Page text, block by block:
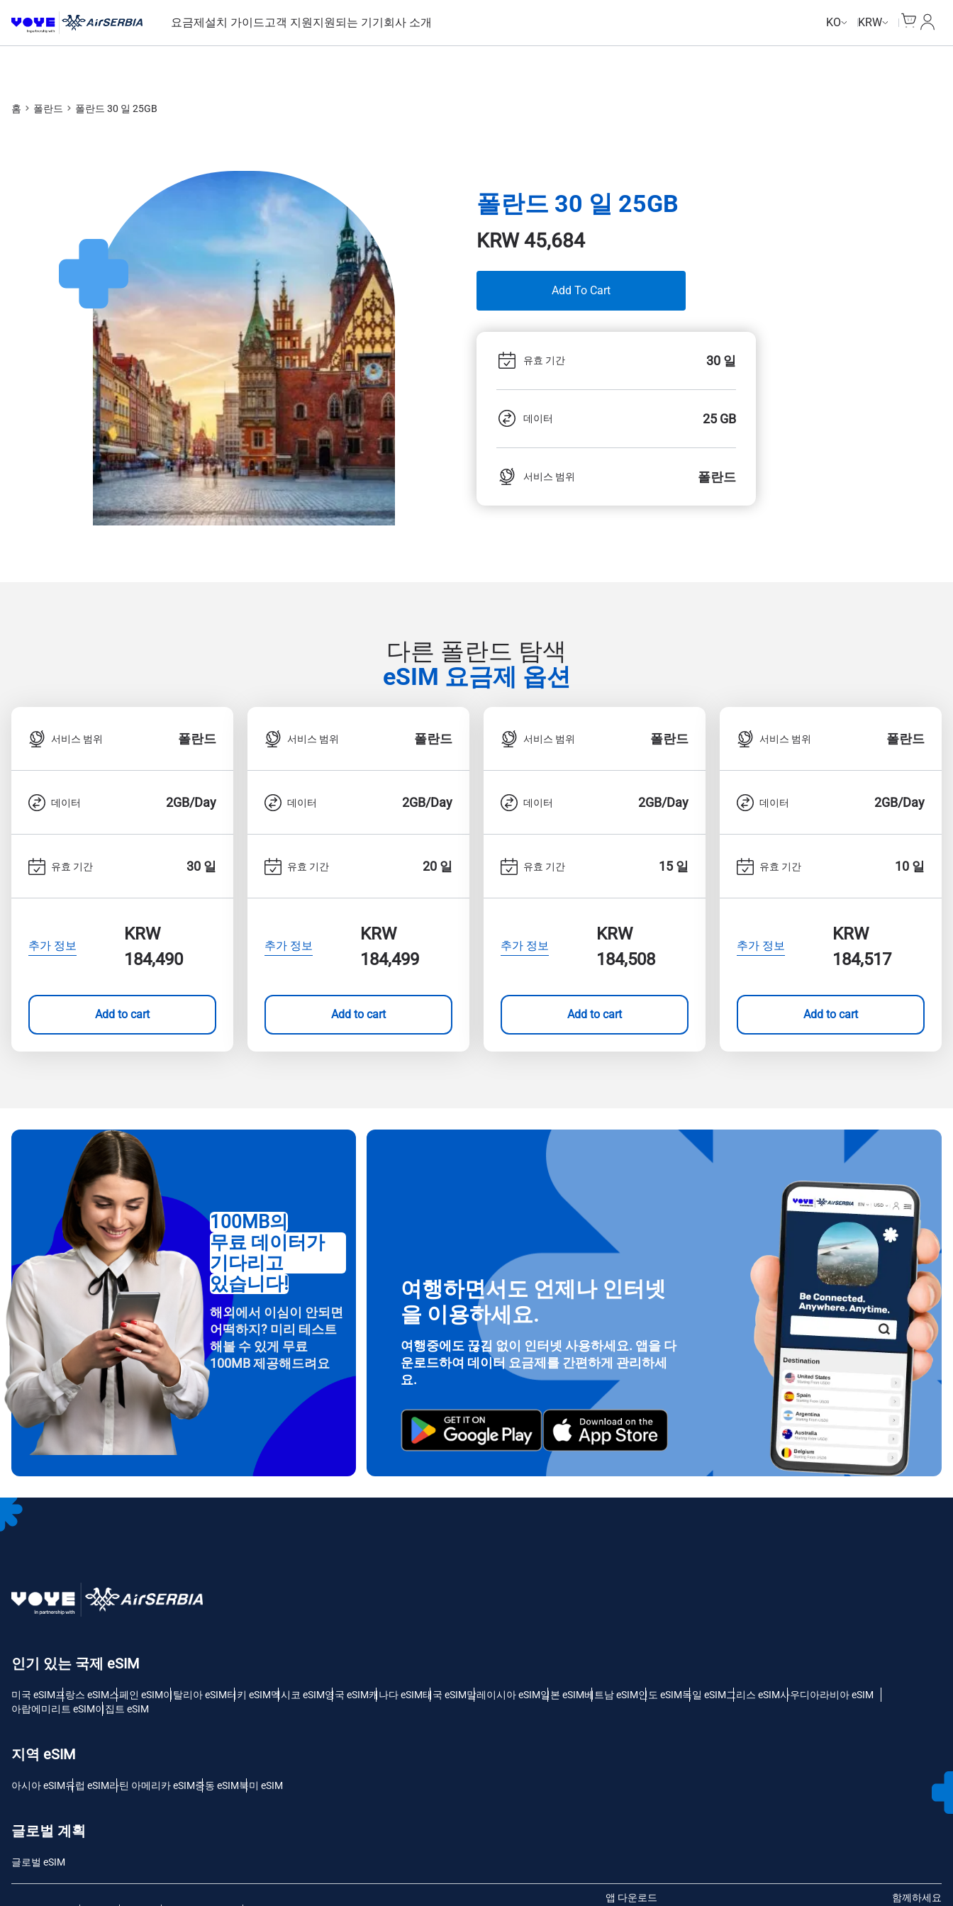
요금제설치 가이드고객 지원지원되는 기기회사 소개 KO KRW
내 계
홈 폴란드 폴란드 30 일 25GB
폴란드 30 일 25GB
KRW45,684
Add To Cart
유효 기간 30 일
데이터 25 GB
서비스 범위 폴란드
다른 폴란드 탐색
eSIM 요금제 옵션
서비스 범위 폴란드
데이터 2GB/Day
유효 기간 30 일
추가 정보
KRW
184,490
Add to cart
서비스 범위 폴란드
데이터 2GB/Day
유효 기간 20 일
추가 정보
KRW
184,499
Add to cart
서비스 범위 폴란드
데이터 2GB/Day
유효 기간 15 일
추가 정보
KRW
184,508
Add to cart
서비스 범위 폴란드
데이터 2GB/Day
유효 기간 10 일
추가 정보
KRW
184,517
Add to cart
팝업 닫기
How do I get my eSim?
To get your eSIM, start by checking if your device supports eSIM technology.
Then, contact your mobile carrier to request an eSIM activation. They will
provide you with a QR code or activation details that you can scan or enter
in your device settings. Once activated, you can enjoy the benefits of eSIM
100MB의
무료 데이터가
기다리고
있습니다!
해외에서 이심이 안되면
어떡하지? 미리 테스트
해볼 수 있게 무료
100MB 제공해드려요
여행하면서도 언제나 인터넷
을 이용하세요.
여행중에도 끊김 없이 인터넷 사용하세요. 앱을 다
운로드하여 데이터 요금제를 간편하게 관리하세
요.
인기 있는 국제 eSIM
미국 eSIM프랑스 eSIM스페인 eSIM이탈리아 eSIM터키 eSIM멕시코 eSIM영국 eSIM캐나다 eSIM태국 eSIM말레이시아 eSIM일본 eSIM베트남 eSIM인도 eSIM독일 eSIM그리스 eSIM사우디아라비아 eSIM
아랍에미리트 eSIM이집트 eSIM
지역 eSIM
아시아 eSIM유럽 ​​eSIM라틴 아메리카 eSIM중동 eSIM북미 eSIM
글로벌 계획
글로벌 eSIM
앱 다운로드 함께하세요
Deutsch 简体中文
로그인 또는 회원가입
계정을 계속 이용하거나 몇 초 만에 새로 만드세요.